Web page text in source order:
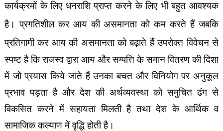
कार्यक्रमों के लिए धनराशि प्राप्त करने के लिए भी बहुत आवश्यक
है। प्रगतिशील कर आय की असमानता को कम करते हैं जबकि
प्रतिगामी कर आय की असमानता को बढ़ाते हैंउपरोक्त विवेचन से
स्पष्ट है कि राजस्व द्वारा आय और सम्पत्ति के समान वितरण की दिशा
में जो प्रयास कियेजाते हैं उनका बचत और विनियोग पर अनुकूल
प्रभाव पड़ता है और देश की अर्थव्यवस्था को समुचित ढंग से
विकसित करने में सहायता मिलती है तथा देश के आर्थिक व
सामाजिक कल्याण में वृद्धि होती है।